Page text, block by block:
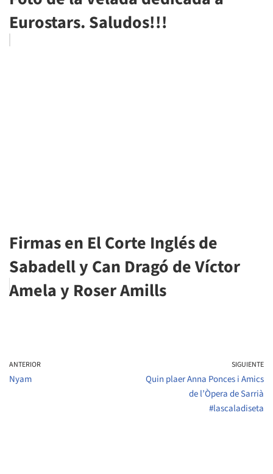
Eurostars. Saludos!!!
Firmas en El Corte Inglés de
Sabadell y Can Dragó de Víctor
Amela y Roser Amills
ANTERIOR
Nyam
SIGUIENTE
Quin plaer Anna Ponces i Amics
de l’Òpera de Sarrià
#lascaladiseta